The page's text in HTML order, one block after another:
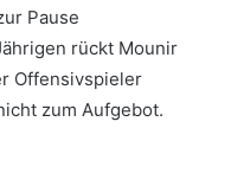
Pause
rückt Mounir
Offensivspieler
zum Aufgebot.